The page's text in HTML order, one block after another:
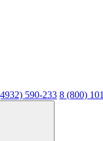
590-233 8 (800)